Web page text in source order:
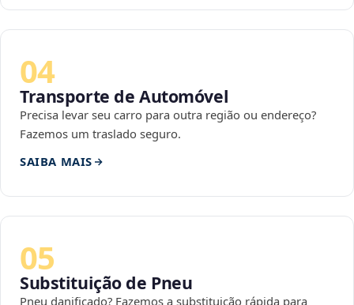
04
Transporte de Automóvel
Precisa levar seu carro para outra região ou endereço?
Fazemos um traslado seguro.
SAIBA MAIS
05
Substituição de Pneu
Pneu danificado? Fazemos a substituição rápida para